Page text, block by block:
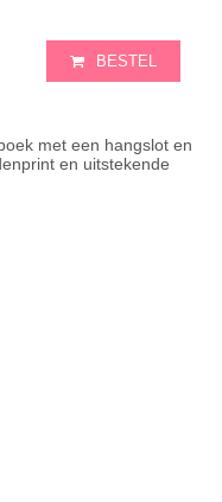
BESTEL
met een hangslot en
en uitstekende